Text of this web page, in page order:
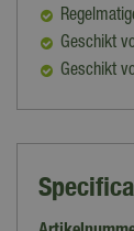
Geschikt
Geschikt